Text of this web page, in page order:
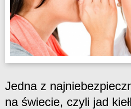
Jedna z
na świecie, czyli jad